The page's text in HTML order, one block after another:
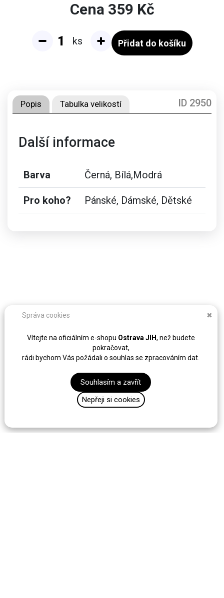
Cena 359 Kč
ks Přidat do košíku
ID 2950
Popis Tabulka velikostí
Další informace
Barva Černá, Bílá,Modrá
Pro koho? Pánské, Dámské, Dětské
Správa cookies ✖
Vítejte na oficiálním e-shopu Ostrava JIH, než budete
pokračovat,
rádi bychom Vás požádali o souhlas se zpracováním dat.
Souhlasím a zavřít
Nepřeji si cookies